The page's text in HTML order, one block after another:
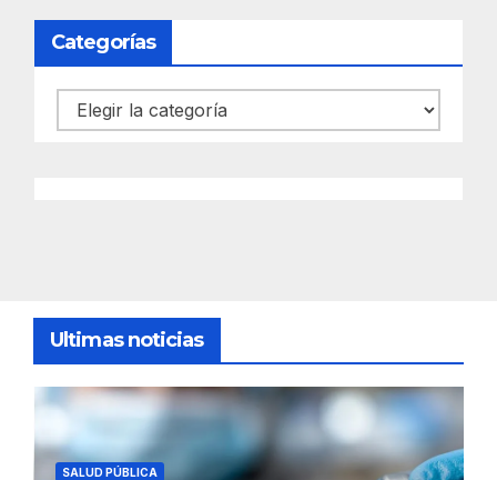
Categorías
Categorías
Ultimas noticias
SALUD PÚBLICA